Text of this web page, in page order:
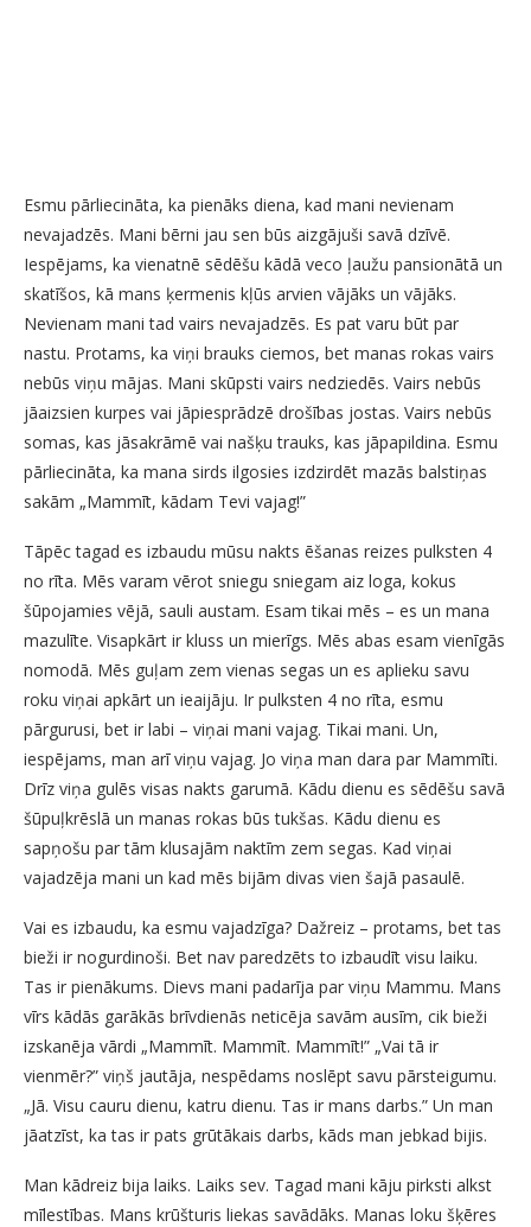
Esmu pārliecināta, ka pienāks diena, kad mani nevienam
nevajadzēs. Mani bērni jau sen būs aizgājuši savā dzīvē.
Iespējams, ka vienatnē sēdēšu kādā veco ļaužu pansionātā un
skatīšos, kā mans ķermenis kļūs arvien vājāks un vājāks.
Nevienam mani tad vairs nevajadzēs. Es pat varu būt par
nastu. Protams, ka viņi brauks ciemos, bet manas rokas vairs
nebūs viņu mājas. Mani skūpsti vairs nedziedēs. Vairs nebūs
jāaizsien kurpes vai jāpiesprādzē drošības jostas. Vairs nebūs
somas, kas jāsakrāmē vai našķu trauks, kas jāpapildina. Esmu
pārliecināta, ka mana sirds ilgosies izdzirdēt mazās balstiņas
sakām „Mammīt, kādam Tevi vajag!”
Tāpēc tagad es izbaudu mūsu nakts ēšanas reizes pulksten 4
no rīta. Mēs varam vērot sniegu sniegam aiz loga, kokus
šūpojamies vējā, sauli austam. Esam tikai mēs – es un mana
mazulīte. Visapkārt ir kluss un mierīgs. Mēs abas esam vienīgās
nomodā. Mēs guļam zem vienas segas un es aplieku savu
roku viņai apkārt un ieaijāju. Ir pulksten 4 no rīta, esmu
pārgurusi, bet ir labi – viņai mani vajag. Tikai mani. Un,
iespējams, man arī viņu vajag. Jo viņa man dara par Mammīti.
Drīz viņa gulēs visas nakts garumā. Kādu dienu es sēdēšu savā
šūpuļkrēslā un manas rokas būs tukšas. Kādu dienu es
sapņošu par tām klusajām naktīm zem segas. Kad viņai
vajadzēja mani un kad mēs bijām divas vien šajā pasaulē.
Vai es izbaudu, ka esmu vajadzīga? Dažreiz – protams, bet tas
bieži ir nogurdinoši. Bet nav paredzēts to izbaudīt visu laiku.
Tas ir pienākums. Dievs mani padarīja par viņu Mammu. Mans
vīrs kādās garākās brīvdienās neticēja savām ausīm, cik bieži
izskanēja vārdi „Mammīt. Mammīt. Mammīt!” „Vai tā ir
vienmēr?” viņš jautāja, nespēdams noslēpt savu pārsteigumu.
„Jā. Visu cauru dienu, katru dienu. Tas ir mans darbs.” Un man
jāatzīst, ka tas ir pats grūtākais darbs, kāds man jebkad bijis.
Man kādreiz bija laiks. Laiks sev. Tagad mani kāju pirksti alkst
mīlestības. Mans krūšturis liekas savādāks. Manas loku šķēres